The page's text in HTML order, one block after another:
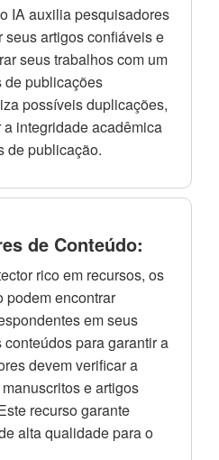
IA auxilia pesquisadores
seus artigos confiáveis e
seus trabalhos com um
de publicações
possíveis duplicações,
integridade acadêmica
de publicação.
de Conteúdo:
rico em recursos, os
podem encontrar
em seus
para garantir a
devem verificar a
e artigos
recurso garante
alta qualidade para o